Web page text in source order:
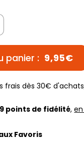
panier : 9,95€
frais dès 30€
9 points de fidélité,
Favoris